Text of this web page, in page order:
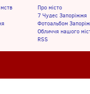
Про місто
7 Чудес Запоріжжя
Фотоальбом
Обличчя нашого
RSS